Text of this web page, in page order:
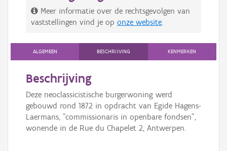
Meer informatie over de rechtsgevolgen van
vaststellingen vind je op onze website
ALGEMEEN BESCHRIJVING KENMERKEN
Beschrijving
Deze neoclassicistische burgerwoning werd
gebouwd rond 1872 in opdracht van Egide Hagens-
Laermans, "commissionaris in openbare fondsen",
wonende in de Rue du Chapelet 2, Antwerpen.